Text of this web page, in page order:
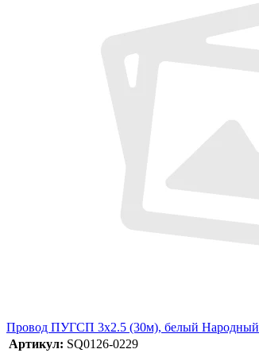
Провод ПУГСП 3х2.5 (30м), белый Народный
Артикул: SQ0126-0229